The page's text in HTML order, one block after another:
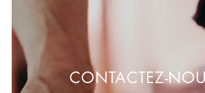
CONTACTEZ-